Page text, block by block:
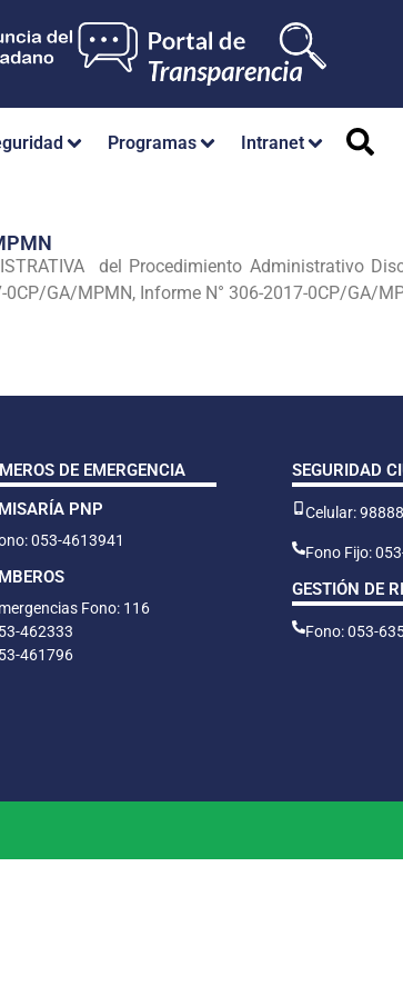
Programas Intranet
del Procedimiento Administrativo
GA/MPMN, Informe N° 306-2017-0CP/GA/
DE EMERGENCIA
PNP
053-4613941
Fono: 116
462333
461796
SEGURIDAD
Celular:
Fono Fijo:
GESTIÓN DE
Fono: 053-